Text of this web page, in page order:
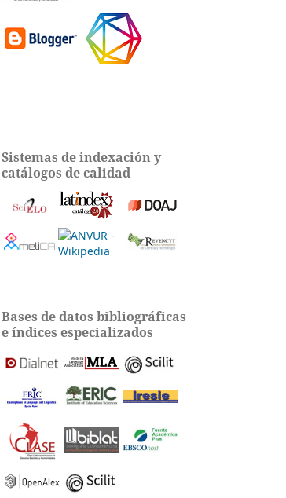
Sistemas de indexación y
catálogos de calidad
Bases de datos bibliográficas
e índices especializados